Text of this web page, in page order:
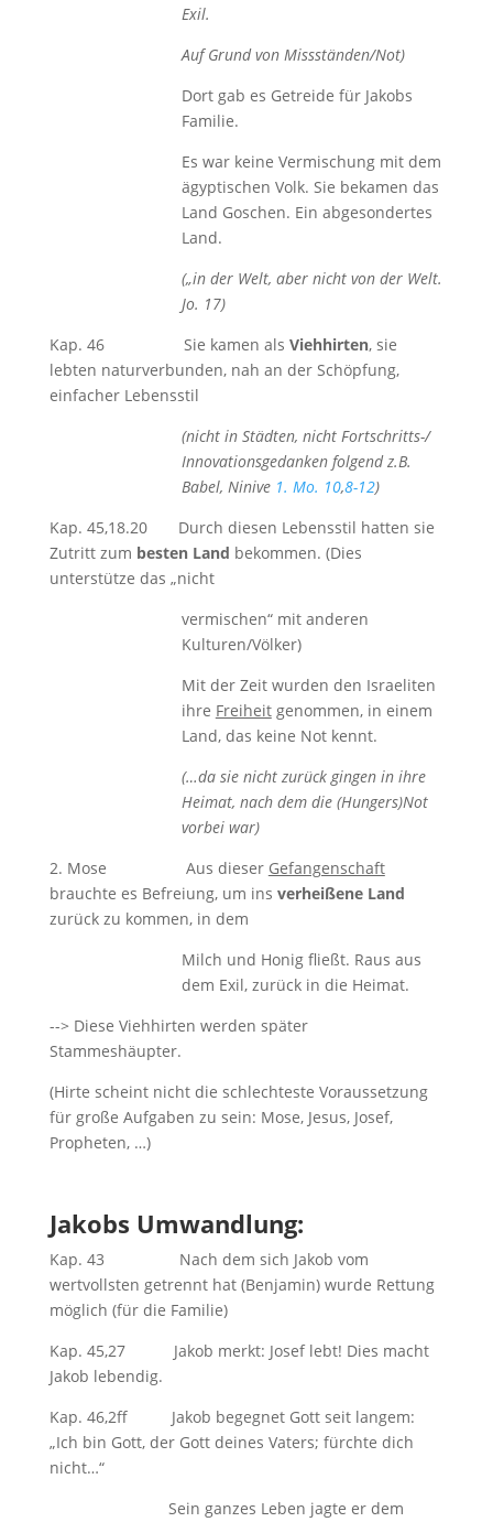
Exil.
Auf Grund von Missständen/Not)
Dort gab es Getreide für Jakobs
Familie.
Es war keine Vermischung mit dem
ägyptischen Volk. Sie bekamen das
Land Goschen. Ein abgesondertes
Land.
(„in der Welt, aber nicht von der Welt.
Jo. 17)
Kap. 46 Sie kamen als Viehhirten, sie
lebten naturverbunden, nah an der Schöpfung,
einfacher Lebensstil
(nicht in Städten, nicht Fortschritts-/
Innovationsgedanken folgend z.B.
Babel, Ninive 1. Mo. 10,8-12)
Kap. 45,18.20 Durch diesen Lebensstil hatten sie
Zutritt zum besten Land bekommen. (Dies
unterstütze das „nicht
vermischen“ mit anderen
Kulturen/Völker)
Mit der Zeit wurden den Israeliten
ihre Freiheitgenommen, in einem
Land, das keine Not kennt.
(…da sie nicht zurück gingen in ihre
Heimat, nach dem die (Hungers)Not
vorbei war)
2. Mose Aus dieser Gefangenschaft
brauchte es Befreiung, um ins verheißene Land
zurück zu kommen, in dem
Milch und Honig fließt. Raus aus
dem Exil, zurück in die Heimat.
--> Diese Viehhirten werden später
Stammeshäupter.
(Hirte scheint nicht die schlechteste Voraussetzung
für große Aufgaben zu sein: Mose, Jesus, Josef,
Propheten, …)
Jakobs Umwandlung:
Kap. 43 Nach dem sich Jakob vom
wertvollsten getrennt hat (Benjamin) wurde Rettung
möglich (für die Familie)
Kap. 45,27 Jakob merkt: Josef lebt! Dies macht
Jakob lebendig.
Kap. 46,2ff Jakob begegnet Gott seit langem:
„Ich bin Gott, der Gott deines Vaters; fürchte dich
nicht…“
Sein ganzes Leben jagte er dem